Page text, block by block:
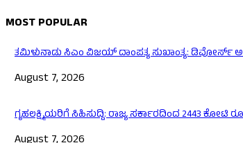
MOST POPULAR
ತಮಿಳುನಾಡು ಸಿಎಂ ವಿಜಯ್‌ ದಾಂಪತ್ಯ ಸುಖಾಂತ್ಯ: ಡಿವೋರ್ಸ್‌
August 7, 2026
ಗೃಹಲಕ್ಷ್ಮಿಯರಿಗೆ ಸಿಹಿಸುದ್ದಿ: ರಾಜ್ಯ ಸರ್ಕಾರದಿಂದ 2443 ಕೋಟಿ